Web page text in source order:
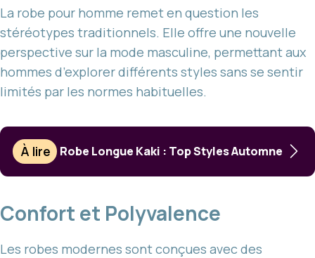
La robe pour homme remet en question les
stéréotypes traditionnels. Elle offre une nouvelle
perspective sur la mode masculine, permettant aux
hommes d’explorer différents styles sans se sentir
limités par les normes habituelles.
À lire Robe Longue Kaki : Top Styles Automne
Confort et Polyvalence
Les robes modernes sont conçues avec des